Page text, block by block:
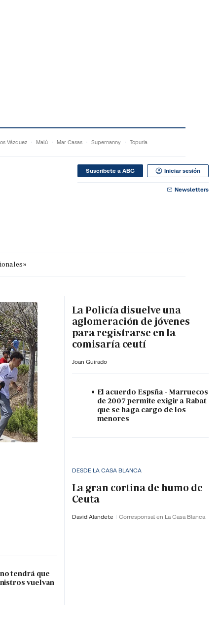
Vázquez Malú Mar Casas Supernanny Topuria
Suscribete a ABC Iniciar sesión
Newsletters
HORA
tendrá que
vuelvan
La Policía disuelve una
aglomeración de jóvenes
para registrarse en la
comisaría ceutí
Joan Guirado
El acuerdo Espsña - Marruecos
de 2007 permite exigir a Rabat
que se haga cargo de los
menores
DESDE LA CASA BLANCA
La gran cortina de humo de
Ceuta
David Alandete Corresponsal en La Casa Blanca